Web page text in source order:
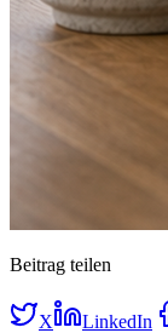
Beitrag teilen
X LinkedIn